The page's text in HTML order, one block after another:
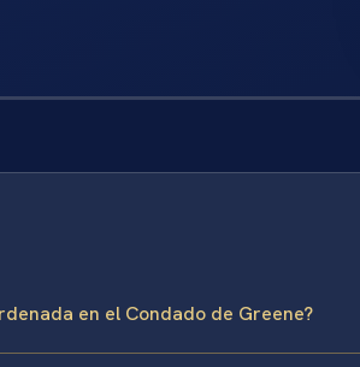
en el Condado de Greene?